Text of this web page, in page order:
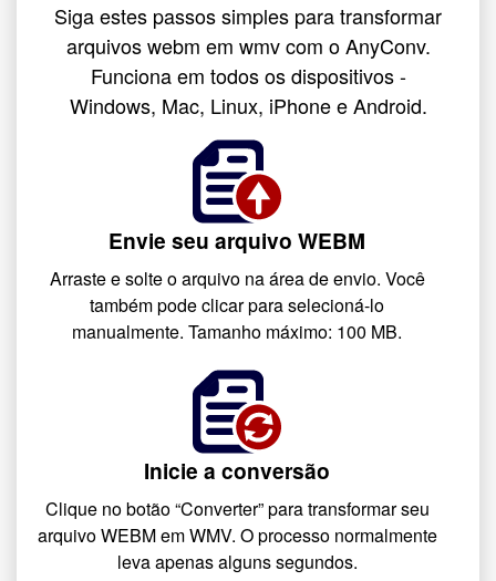
Siga estes passos simples para transformar
arquivos webm em wmv com o AnyConv.
Funciona em todos os dispositivos -
Windows, Mac, Linux, iPhone e Android.
Envie seu arquivo WEBM
Arraste e solte o arquivo na área de envio. Você
também pode clicar para selecioná-lo
manualmente. Tamanho máximo: 100 MB.
Inicie a conversão
Clique no botão “Converter” para transformar seu
arquivo WEBM em WMV. O processo normalmente
leva apenas alguns segundos.